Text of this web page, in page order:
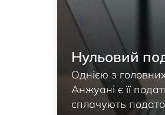
Нульовий
Однією з
Анжуані є її
сплачують